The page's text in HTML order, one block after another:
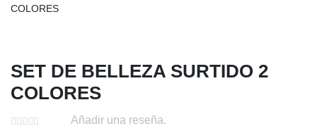
COLORES
SET DE BELLEZA SURTIDO 2
COLORES
Añadir una reseña.